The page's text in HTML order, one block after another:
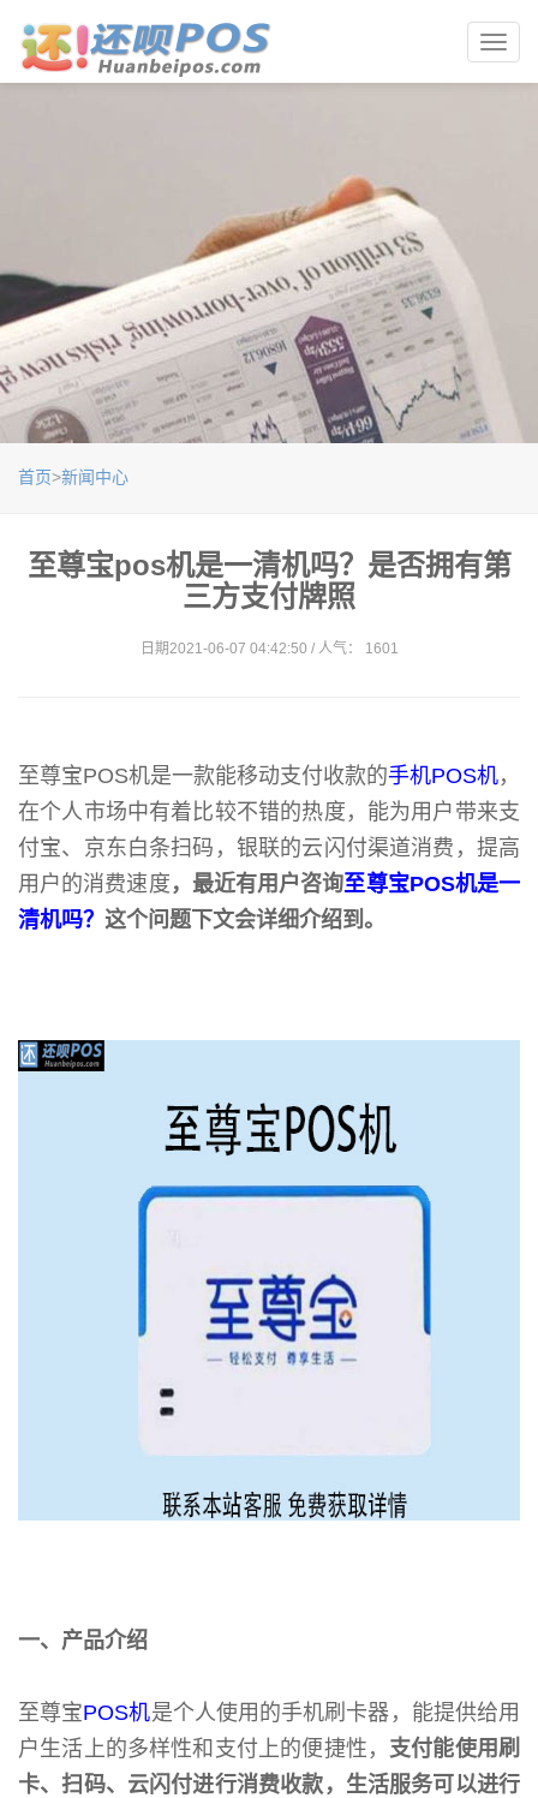
首页>新闻中心
至尊宝pos机是一清机吗？是否拥有第
三方支付牌照
日期2021-06-07 04:42:50 / 人气： 1601
至尊宝POS机是一款能移动支付收款的手机POS机，
在个人市场中有着比较不错的热度，能为用户带来支
付宝、京东白条扫码，银联的云闪付渠道消费，提高
用户的消费速度 ，最近有用户咨询至尊宝POS机是一
清机吗？ 这个问题下文会详细介绍到。
一、产品介绍
至尊宝POS机是个人使用的手机刷卡器，能提供给用
户生活上的多样性和支付上的便捷性，支付能使用刷
卡、扫码、云闪付进行消费收款，生活服务可以进行